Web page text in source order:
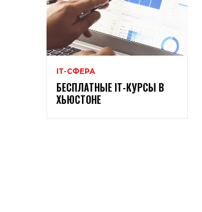
ІТ-СФЕРА
БЕСПЛАТНЫЕ ІТ-КУРСЫ В
ХЬЮСТОНЕ